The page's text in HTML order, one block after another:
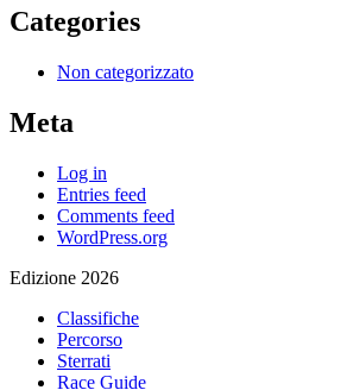
Categories
Non categorizzato
Meta
Log in
Entries feed
Comments feed
WordPress.org
Edizione 2026
Classifiche
Percorso
Sterrati
Race Guide